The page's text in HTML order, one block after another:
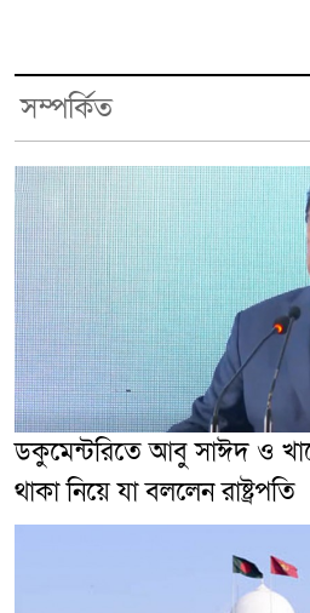
সম্পর্কিত
ডকুমেন্টরিতে আবু সাঈদ ও
থাকা নিয়ে যা বললেন রাষ্ট্রপতি